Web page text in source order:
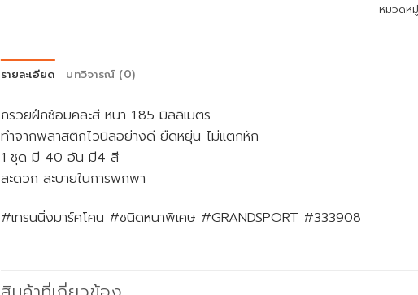
หมวดห
รายละเอียด บทวิจารณ์ (0)
กรวยฝึกซ้อมคละสี หนา 1.85 มิลลิเมตร
ทำจากพลาสติกไวนิลอย่างดี ยืดหยุ่น ไม่แตกหัก
1 ชุด มี 40 อัน มี4 สี
สะดวก สะบายในการพกพา
#เทรนนิ่งมาร์คโคน #ชนิดหนาพิเศษ #GRANDSPORT #333908